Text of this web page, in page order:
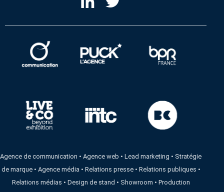
Agence de communication •Agence web •Lead marketing • Stratégie
de marque• Agence média • Relations presse• Relations publiques •
Relations médias • Design de stand • Showroom • Production